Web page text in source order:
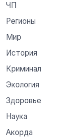
ЧП
Регионы
Мир
История
Криминал
Экология
Здоровье
Наука
Акорда